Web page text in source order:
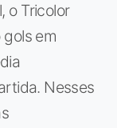
o Tricolor
em
Nesses